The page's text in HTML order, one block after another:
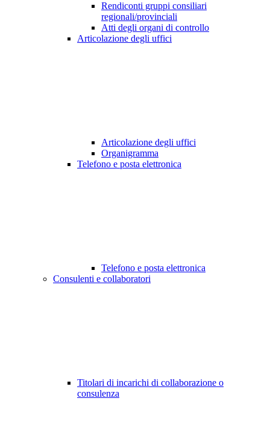
Rendiconti gruppi consiliari
regionali/provinciali
Atti degli organi di controllo
Articolazione degli uffici
Articolazione degli uffici
Organigramma
Telefono e posta elettronica
Telefono e posta elettronica
Consulenti e collaboratori
Titolari di incarichi di collaborazione o
consulenza